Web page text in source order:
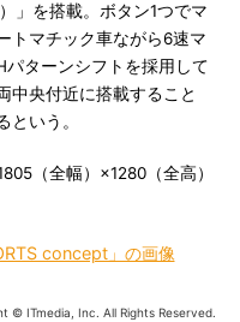
」を搭載。ボタン1つでマ
トマチック車ながら6速マ
ターンシフトを採用して
中央付近に搭載すること
という。
（全幅）×1280（全高）
concept」の画像
© ITmedia, Inc. All Rights Reserved.